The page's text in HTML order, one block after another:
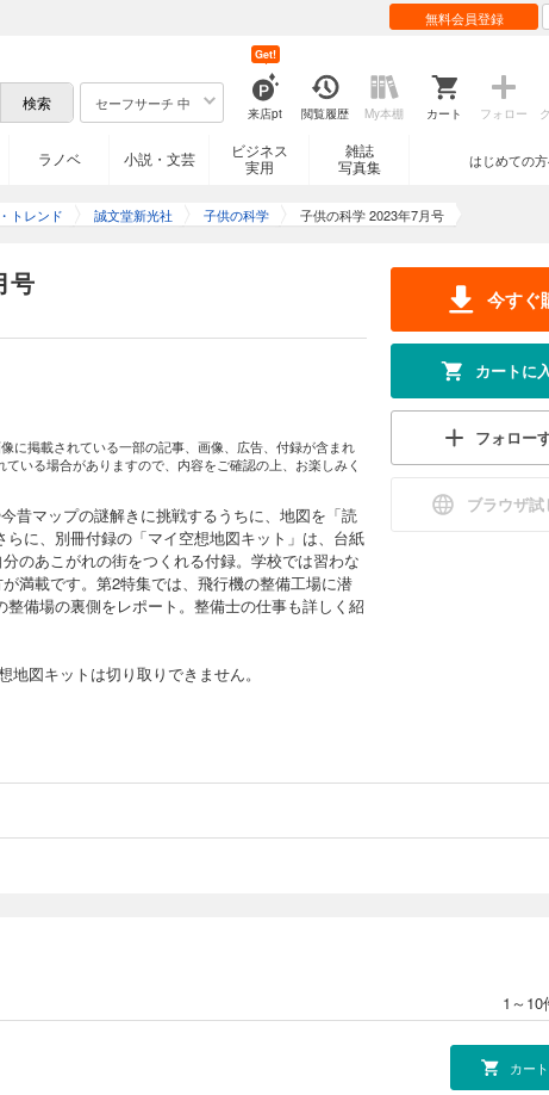
無料会員登録
セーフサーチ 中
来店pt
Get!
閲覧履歴 My本棚 カート フォロー
ラノベ 小説・文芸
ビジネス
実用
雑誌
写真集
はじめての
トレンド 誠文堂新光社 子供の科学 子供の科学 2023年7月号
号
に掲載されている一部の記事、画像、広告、付録が含まれ
いる場合がありますので、内容をご確認の上、お楽しみく
昔マップの謎解きに挑戦するうちに、地図を「読
に、別冊付録の「マイ空想地図キット」は、台紙
のあこがれの街をつくれる付録。学校では習わな
満載です。第2特集では、飛行機の整備工場に潜
備場の裏側をレポート。整備士の仕事も詳しく紹
図キットは切り取りできません。
中学時代に見つけた化石を調べたら、貴重なカイ
今すぐ
カートに
フォロー
ブラウザ
1～10
カー